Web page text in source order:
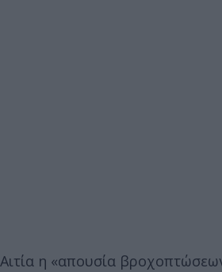
Αιτία η «απουσία